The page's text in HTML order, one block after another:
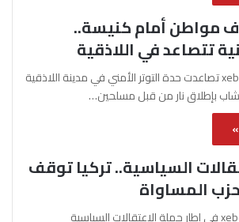
مواطن أمام كنيسة..
تتصاعد في اللاذقية
سوز خليل ـ xeber24.net تصاعدت حدة التوتر الأمني في مدينة اللاذقية
بإطلاق نار من قبل مسلحين…
السياسية.. تركيا توقف
آفرين علو ـ xeber24.net في إطار حملة الاعتقالات السياسية